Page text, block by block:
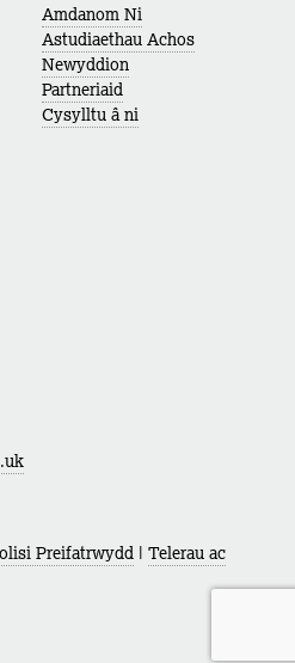
Amdanom Ni
Astudiaethau Achos
Newyddion
Partneriaid
Cysylltu â ni
Preifatrwydd | Telerau ac